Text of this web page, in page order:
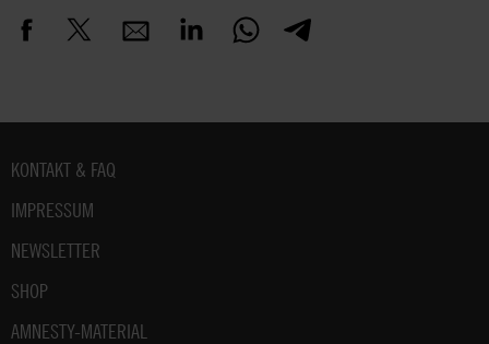
Fußbereich
KONTAKT & FAQ
IMPRESSUM
NEWSLETTER
SHOP
AMNESTY-MATERIAL